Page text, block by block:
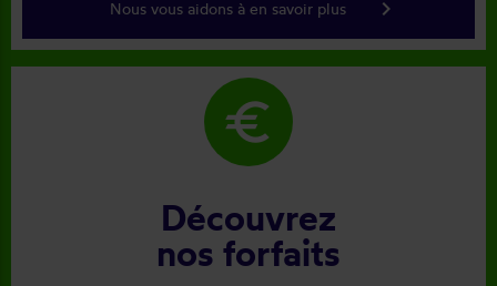
Nous vous aidons à en savoir plus keyboard_arrow_right
euro
Découvrez
nos forfaits